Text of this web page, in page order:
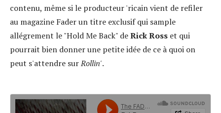
contenu, même si le producteur 'ricain vient de refiler
au magazine Fader un titre exclusif qui sample
allégrement le "Hold Me Back" deRick Ross et qui
pourrait bien donner une petite idée de ce à quoi on
peut s'attendre surRollin'.